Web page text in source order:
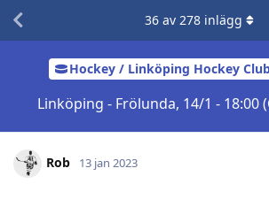
Hockey / Linköping Hockey
Linköping - Frölunda, 14/1 - 18:00
36av 278inlägg
Rob 13 jan 2023